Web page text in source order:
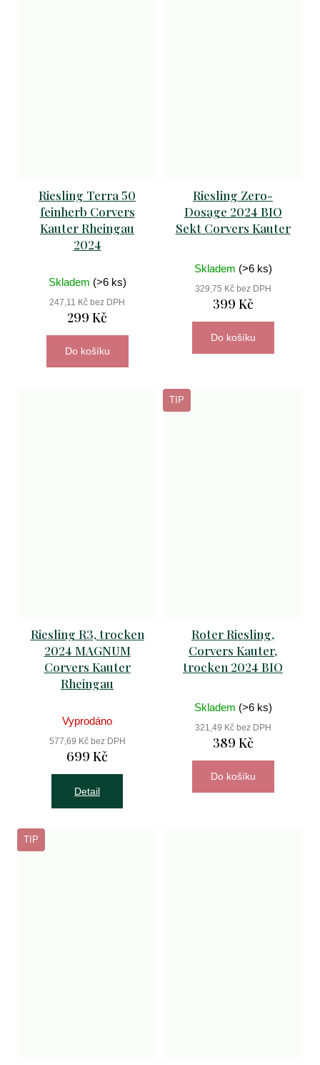
Riesling Terra 50
feinherb Corvers
Kauter Rheingau
2024
Skladem (>6 ks)
247,11 Kč bez DPH
299 Kč
Do košíku
Riesling Zero-
Dosage 2024 BIO
Sekt Corvers Kauter
Skladem (>6 ks)
329,75 Kč bez DPH
399 Kč
Do košíku
Riesling R3, trocken
2024 MAGNUM
Corvers Kauter
Rheingau
Vyprodáno
577,69 Kč bez DPH
699 Kč
Detail
TIP
Roter Riesling,
Corvers Kauter,
trocken 2024 BIO
Skladem (>6 ks)
321,49 Kč bez DPH
389 Kč
Do košíku
TIP